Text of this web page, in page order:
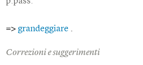
=> grandeggiare
Correzioni e suggerimenti